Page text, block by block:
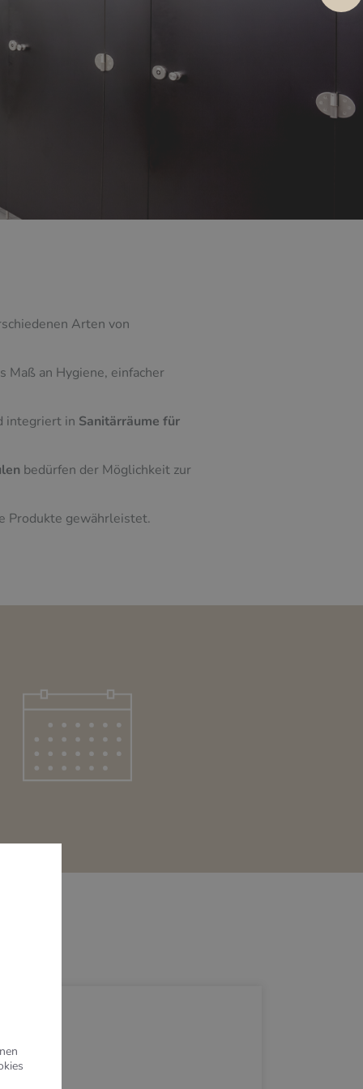
Arten von
Maß an Hygiene, einfacher
integriert in Sanitärräume für
bedürfen der Möglichkeit zur
Produkte gewährleistet.